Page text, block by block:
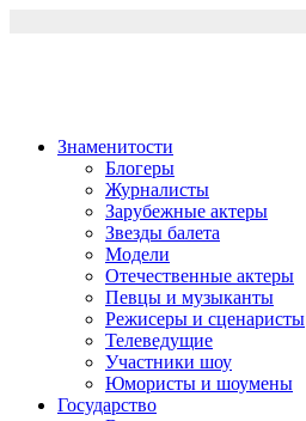
Знаменитости
Блогеры
Журналисты
Зарубежные актеры
Звезды балета
Модели
Отечественные актеры
Певцы и музыканты
Режисеры и сценаристы
Телеведущие
Участники шоу
Юмористы и шоумены
Государство